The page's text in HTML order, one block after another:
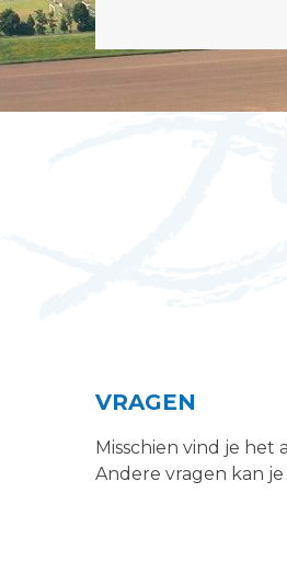
VRAGEN
Misschien vind je het
Andere vragen kan